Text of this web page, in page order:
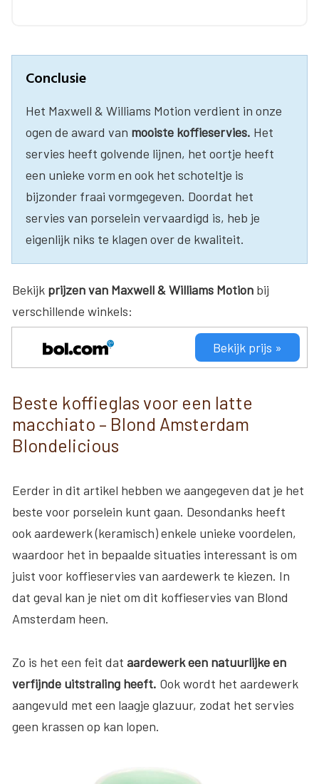
Conclusie
Het Maxwell & Williams Motion verdient in onze
ogen de award van mooiste koffieservies. Het
servies heeft golvende lijnen, het oortje heeft
een unieke vorm en ook het schoteltje is
bijzonder fraai vormgegeven. Doordat het
servies van porselein vervaardigd is, heb je
eigenlijk niks te klagen over de kwaliteit.
Bekijk prijzen van Maxwell & Williams Motion bij
verschillende winkels:
Bekijk prijs »
Beste koffieglas voor een latte
macchiato – Blond Amsterdam
Blondelicious
Eerder in dit artikel hebben we aangegeven dat je het
beste voor porselein kunt gaan. Desondanks heeft
ook aardewerk (keramisch) enkele unieke voordelen,
waardoor het in bepaalde situaties interessant is om
juist voor koffieservies van aardewerk te kiezen. In
dat geval kan je niet om dit koffieservies van Blond
Amsterdam heen.
Zo is het een feit dat aardewerk een natuurlijke en
verfijnde uitstraling heeft. Ook wordt het aardewerk
aangevuld met een laagje glazuur, zodat het servies
geen krassen op kan lopen.